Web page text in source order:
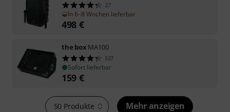
27
In 6–8 Wochen lieferbar
498 €
the box MA100
527
Sofort lieferbar
159 €
50 Produkte Mehr anzeigen